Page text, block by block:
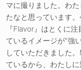
マに撮りました。わ
たなと思っています
『Flavor』はとくに
ているイメージが"強
していただきました
ているから、わたし